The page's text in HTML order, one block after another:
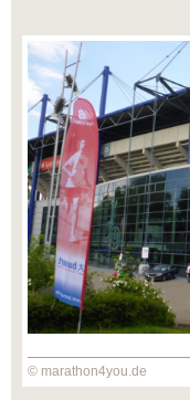
© marathon4you.de